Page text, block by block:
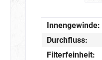
Innengewinde:
Durchfluss:
Filterfeinheit: